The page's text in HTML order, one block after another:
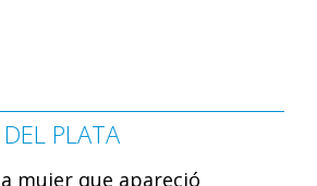
PLATA
mujer que apareció